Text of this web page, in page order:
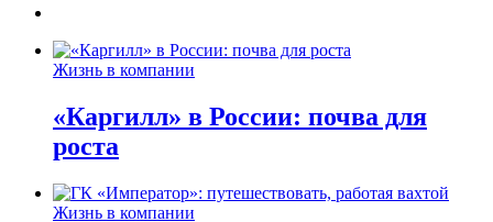
Жизнь в компании
«Каргилл» в России: почва для
роста
Жизнь в компании